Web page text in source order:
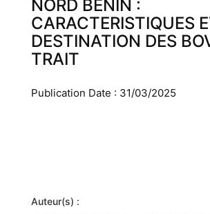
NORD BENIN :
CARACTERISTIQUES
DESTINATION DES
TRAIT
Publication Date : 31/03/2025
Auteur(s) :